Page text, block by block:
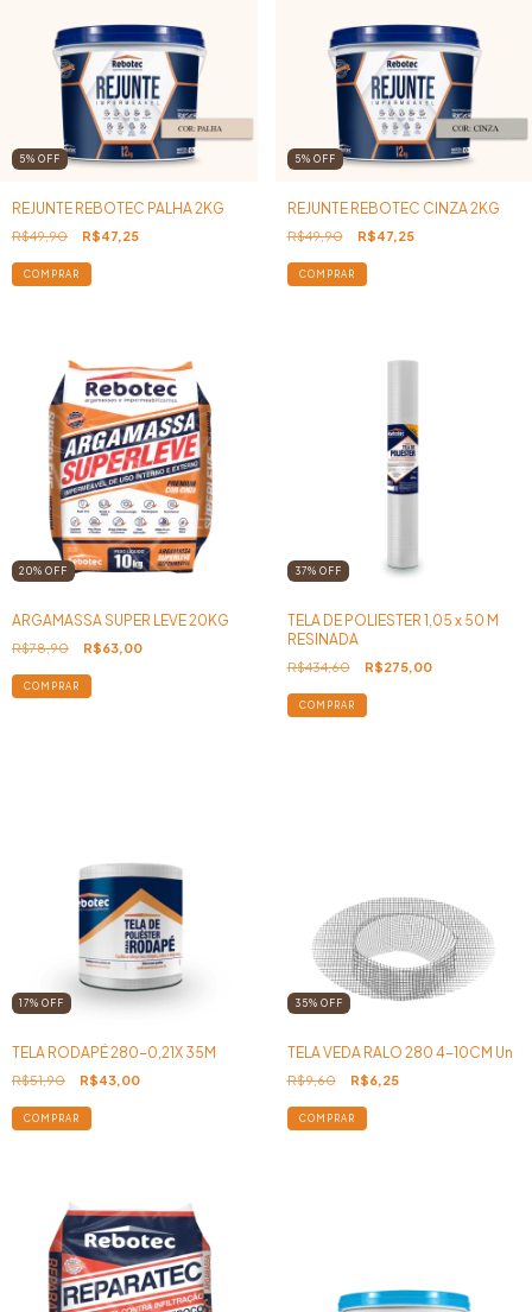
5% OFF
REJUNTE REBOTEC PALHA 2KG
R$49,90 R$47,25
5% OFF
REJUNTE REBOTEC CINZA 2KG
R$49,90 R$47,25
20% OFF
ARGAMASSA SUPER LEVE 20KG
R$78,90 R$63,00
37% OFF
TELA DE POLIESTER 1,05 x 50 M
RESINADA
R$434,60 R$275,00
17% OFF
TELA RODAPÉ 280-0,21X 35M
R$51,90 R$43,00
35% OFF
TELA VEDA RALO 280 4-10CM Un
R$9,60 R$6,25